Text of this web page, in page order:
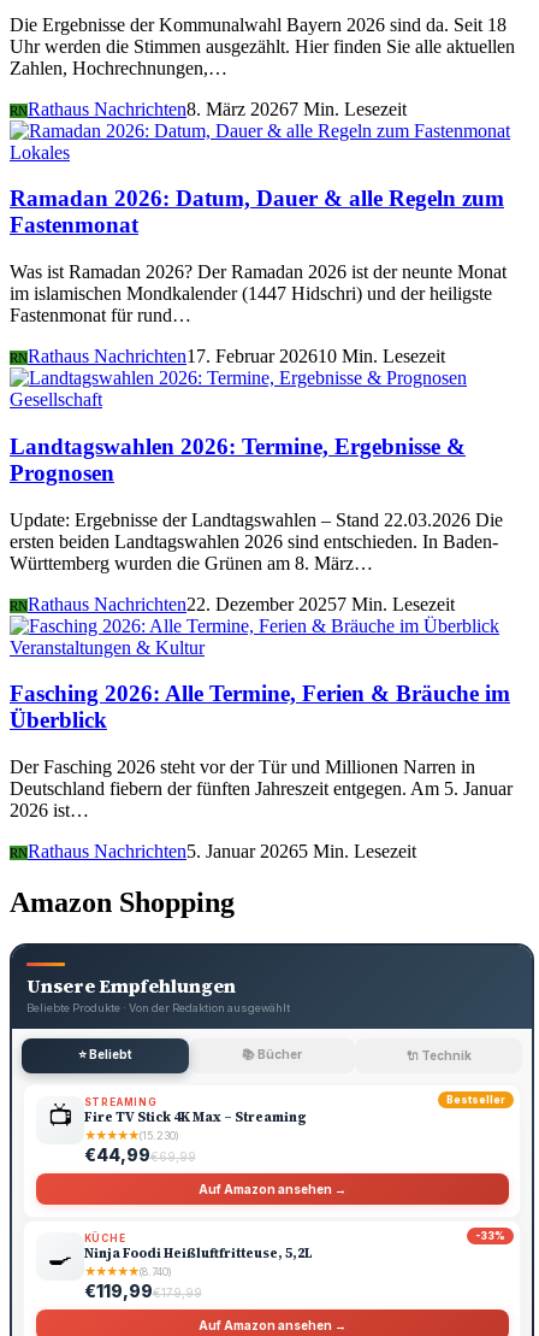
Die Ergebnisse der Kommunalwahl Bayern 2026 sind da. Seit 18
Uhr werden die Stimmen ausgezählt. Hier finden Sie alle aktuellen
Zahlen, Hochrechnungen,…
RNRathaus Nachrichten8. März 20267 Min. Lesezeit
Lokales
Ramadan 2026: Datum, Dauer & alle Regeln zum
Fastenmonat
Was ist Ramadan 2026? Der Ramadan 2026 ist der neunte Monat
im islamischen Mondkalender (1447 Hidschri) und der heiligste
Fastenmonat für rund…
RNRathaus Nachrichten17. Februar 202610 Min. Lesezeit
Gesellschaft
Landtagswahlen 2026: Termine, Ergebnisse &
Prognosen
Update: Ergebnisse der Landtagswahlen – Stand 22.03.2026 Die
ersten beiden Landtagswahlen 2026 sind entschieden. In Baden-
Württemberg wurden die Grünen am 8. März…
RNRathaus Nachrichten22. Dezember 20257 Min. Lesezeit
Veranstaltungen & Kultur
Fasching 2026: Alle Termine, Ferien & Bräuche im
Überblick
Der Fasching 2026 steht vor der Tür und Millionen Narren in
Deutschland fiebern der fünften Jahreszeit entgegen. Am 5. Januar
2026 ist…
RNRathaus Nachrichten5. Januar 20265 Min. Lesezeit
Amazon Shopping
Unsere Empfehlungen
Beliebte Produkte · Von der Redaktion ausgewählt
⭐ Beliebt 📚 Bücher 🔌 Technik
Bestseller
📺 STREAMING
Fire TV Stick 4K Max – Streaming
★★★★★(15.230)
€44,99€69,99
Auf Amazon ansehen →
-33%
🍳
KÜCHE
Ninja Foodi Heißluftfritteuse, 5,2L
★★★★★(8.740)
€119,99€179,99
Auf Amazon ansehen →